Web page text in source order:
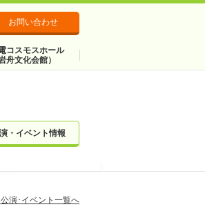
コスモスホール
舟文化会館）
お問い合わせ
・イベント情報
演･イベント一覧へ